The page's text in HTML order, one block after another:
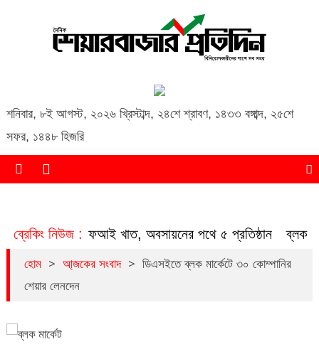
শনিবার, ৮ই আগস্ট, ২০২৬ খ্রিস্টাব্দ, ২৪শে শ্রাবণ, ১৪৩৩ বঙ্গাব্দ, ২৫শে
সফর, ১৪৪৮ হিজরি
ব্রেকিং নিউজ :
হচ্ছে এনবিএফআই খাত, অবসায়নের পথে ৫ প্রতিষ্ঠান ব্লক
হোম > আ্জকের সংবাদ > ডিএসইতে ব্লক মার্কেটে ৩০ কোম্পানির
শেয়ার লেনদেন